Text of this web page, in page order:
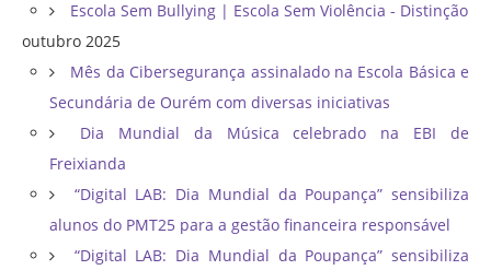
Escola Sem Bullying | Escola Sem Violência - Distinção
outubro 2025
Mês da Cibersegurança assinalado na Escola Básica e
Secundária de Ourém com diversas iniciativas
Dia Mundial da Música celebrado na EBI de
Freixianda
“Digital LAB: Dia Mundial da Poupança” sensibiliza
alunos do PMT25 para a gestão financeira responsável
“Digital LAB: Dia Mundial da Poupança” sensibiliza